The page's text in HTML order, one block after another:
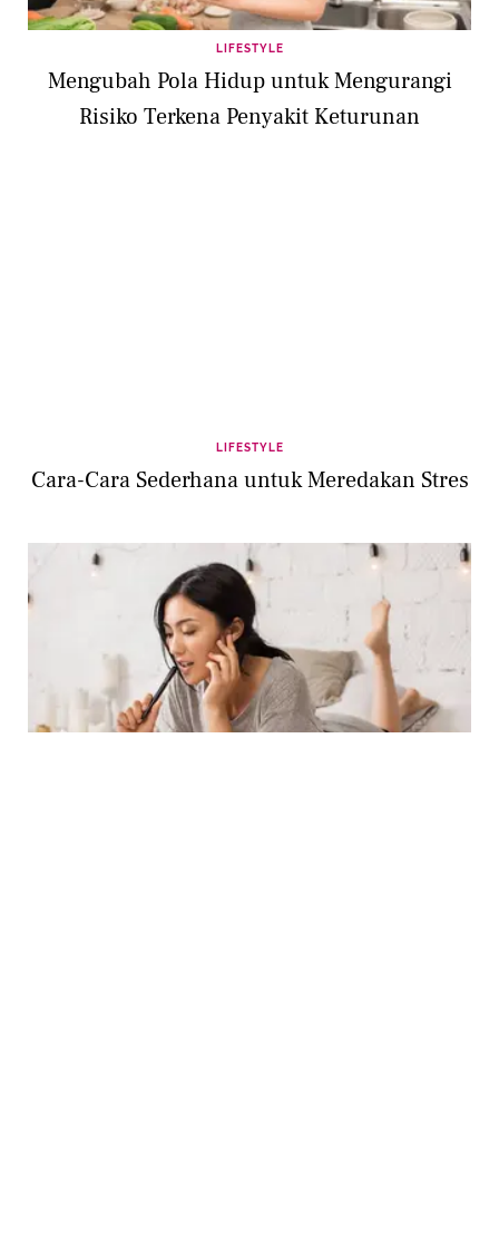
LIFESTYLE
Mengubah Pola Hidup untuk Mengurangi
Risiko Terkena Penyakit Keturunan
LIFESTYLE
Cara-Cara Sederhana untuk Meredakan Stres